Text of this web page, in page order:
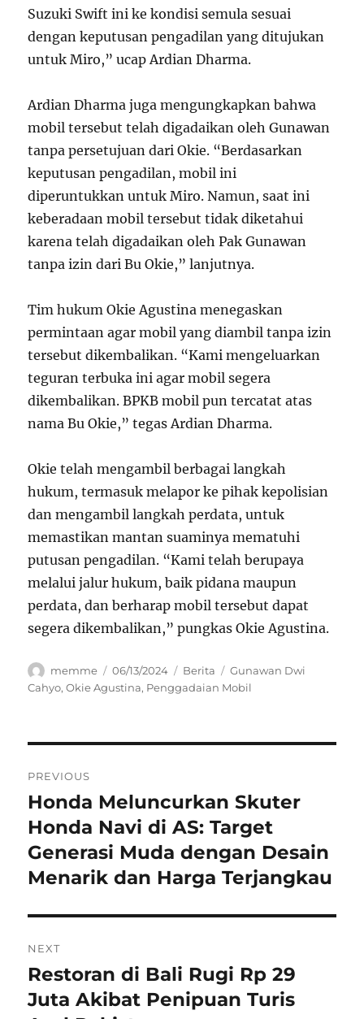
Suzuki Swift ini ke kondisi semula sesuai
dengan keputusan pengadilan yang ditujukan
untuk Miro,” ucap Ardian Dharma.
Ardian Dharma juga mengungkapkan bahwa
mobil tersebut telah digadaikan oleh Gunawan
tanpa persetujuan dari Okie. “Berdasarkan
keputusan pengadilan, mobil ini
diperuntukkan untuk Miro. Namun, saat ini
keberadaan mobil tersebut tidak diketahui
karena telah digadaikan oleh Pak Gunawan
tanpa izin dari Bu Okie,” lanjutnya.
Tim hukum Okie Agustina menegaskan
permintaan agar mobil yang diambil tanpa izin
tersebut dikembalikan. “Kami mengeluarkan
teguran terbuka ini agar mobil segera
dikembalikan. BPKB mobil pun tercatat atas
nama Bu Okie,” tegas Ardian Dharma.
Okie telah mengambil berbagai langkah
hukum, termasuk melapor ke pihak kepolisian
dan mengambil langkah perdata, untuk
memastikan mantan suaminya mematuhi
putusan pengadilan. “Kami telah berupaya
melalui jalur hukum, baik pidana maupun
perdata, dan berharap mobil tersebut dapat
segera dikembalikan,” pungkas Okie Agustina.
Author
memme
Posted
on
06/13/2024 Categories
Berita Tags
Gunawan Dwi
Cahyo,Okie Agustina, Penggadaian Mobil
pos
PREVIOUS
Previous
post:
Honda Meluncurkan Skuter
Honda Navi di AS: Target
Generasi Muda dengan Desain
Menarik dan Harga Terjangkau
NEXT
Next
post:
Restoran di Bali Rugi Rp 29
Juta Akibat Penipuan Turis